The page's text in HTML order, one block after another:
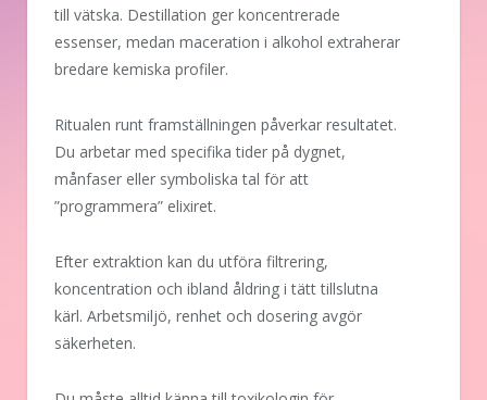
till vätska. Destillation ger koncentrerade
essenser, medan maceration i alkohol extraherar
bredare kemiska profiler.
Ritualen runt framställningen påverkar resultatet.
Du arbetar med specifika tider på dygnet,
månfaser eller symboliska tal för att
”programmera” elixiret.
Efter extraktion kan du utföra filtrering,
koncentration och ibland åldring i tätt tillslutna
kärl. Arbetsmiljö, renhet och dosering avgör
säkerheten.